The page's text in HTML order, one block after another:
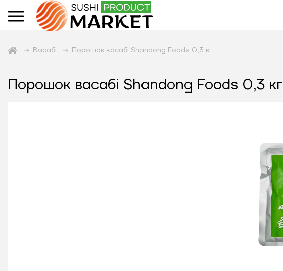
Васабі Порошок васабі Shandong Foods 0,3 кг
Порошок васабі Shandong Foods 0,3 кг